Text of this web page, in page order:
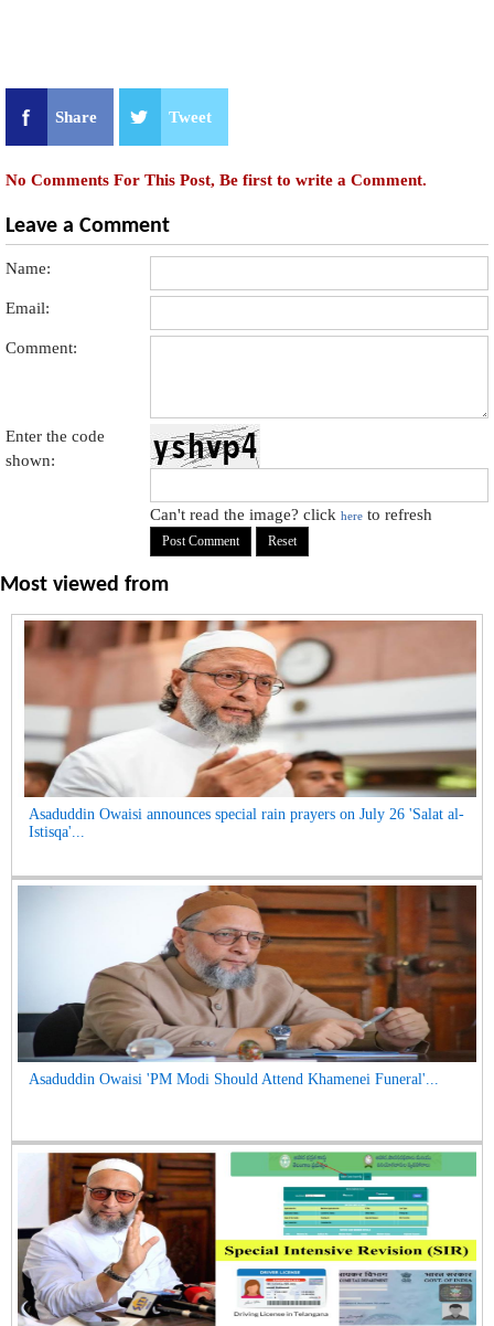
Share Tweet
No Comments For This Post, Be first to write a Comment.
Leave a Comment
Name:
Email:
Comment:
Enter the code
shown:
Can't read the image? clickhere to refresh
Most viewed from
Asaduddin Owaisi announces special rain prayers on July 26 'Salat al-
Istisqa'...
Asaduddin Owaisi 'PM Modi Should Attend Khamenei Funeral'...